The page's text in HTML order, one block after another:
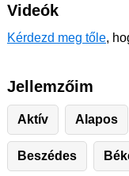
Videók
Kérdezd meg tőle,
Jellemzőim
Aktív Alapos
Beszédes